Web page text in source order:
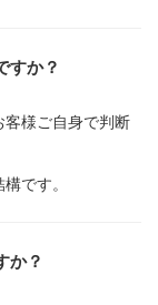
すか？
客様ご自身で判断
です。
か？